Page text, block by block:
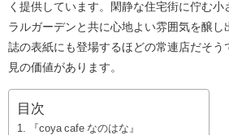
く提供しています。閑静な住宅街に佇む小
ラルガーデンと共に心地よい雰囲気を醸し
誌の表紙にも登場するほどの常連店だそう
見の価値があります。
目次
『coya cafe なのはな』